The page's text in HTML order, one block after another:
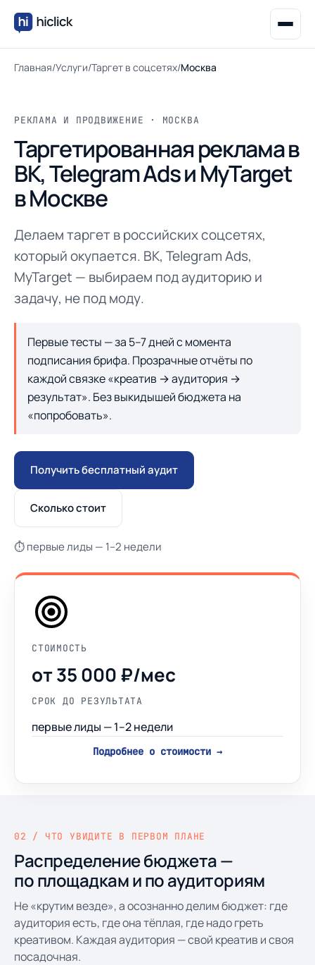
Главная/Услуги/Таргет в соцсетях/Москва
РЕКЛАМА И ПРОДВИЖЕНИЕ · МОСКВА
Таргетированная реклама в
ВК, Telegram Ads и MyTarget
в Москве
Делаем таргет в российских соцсетях,
который окупается. ВК, Telegram Ads,
MyTarget — выбираем под аудиторию и
задачу, не под моду.
Первые тесты — за 5–7 дней с момента
подписания брифа. Прозрачные отчёты по
каждой связке «креатив → аудитория →
результат». Без выкидышей бюджета на
«попробовать».
Получить бесплатный аудит
Сколько стоит
⏱ первые лиды — 1–2 недели
СТОИМОСТЬ
от 35 000 ₽/мес
СРОК ДО РЕЗУЛЬТАТА
первые лиды — 1–2 недели
Подробнее о стоимости →
02 / ЧТО УВИДИТЕ В ПЕРВОМ ПЛАНЕ
Распределение бюджета —
по площадкам и по аудиториям
Не «крутим везде», а осознанно делим бюджет: где
аудитория есть, где она тёплая, где надо греть
креативом. Каждая аудитория — свой креатив и своя
посадочная.